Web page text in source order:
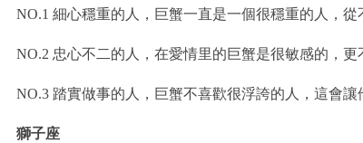
NO.1 細心穩重的人，巨蟹一直是一個很穩重的人，
NO.2 忠心不二的人，在愛情里的巨蟹是很敏感的，
NO.3 踏實做事的人，巨蟹不喜歡很浮誇的人，這會
獅子座